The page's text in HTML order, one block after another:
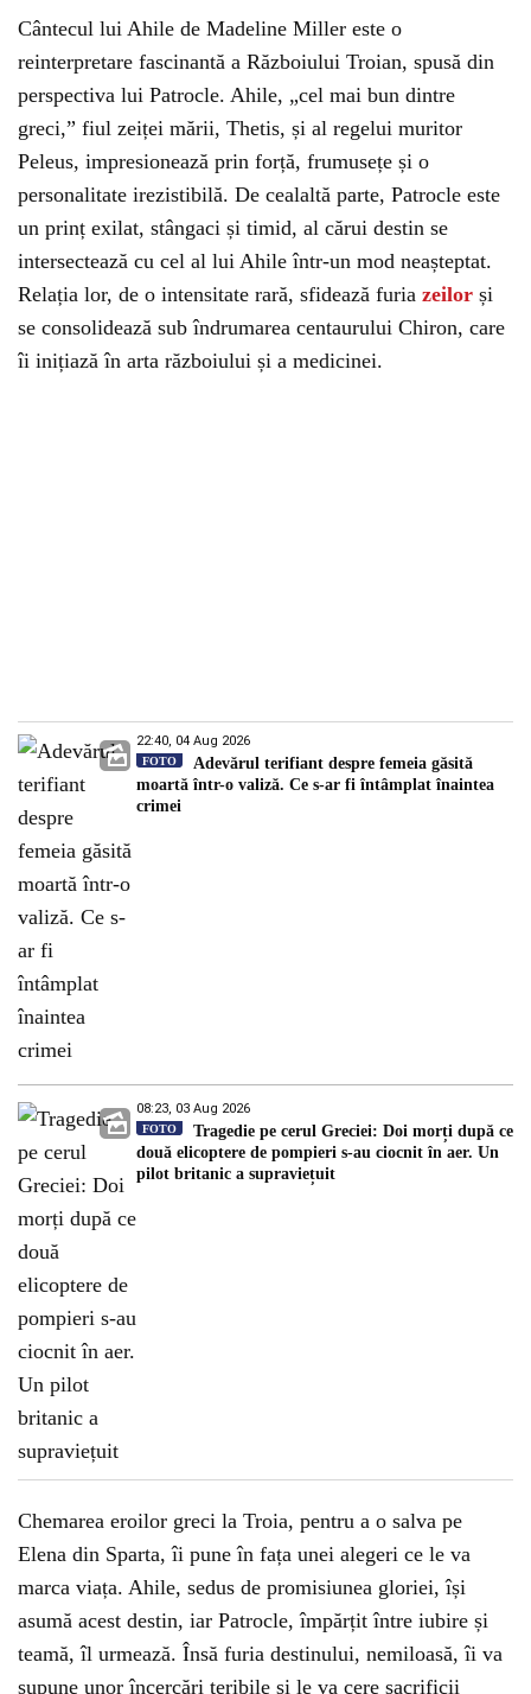
Cântecul lui Ahile de Madeline Miller este o
reinterpretare fascinantă a Războiului Troian, spusă din
perspectiva lui Patrocle. Ahile, „cel mai bun dintre
greci,” fiul zeiței mării, Thetis, și al regelui muritor
Peleus, impresionează prin forță, frumusețe și o
personalitate irezistibilă. De cealaltă parte, Patrocle este
un prinț exilat, stângaci și timid, al cărui destin se
intersectează cu cel al lui Ahile într-un mod neașteptat.
Relația lor, de o intensitate rară, sfidează furia zeilor și
se consolidează sub îndrumarea centaurului Chiron, care
îi inițiază în arta războiului și a medicinei.
22:40, 04 Aug 2026
FOTO
Adevărul terifiant despre femeia găsită
moartă într-o valiză. Ce s-ar fi întâmplat înaintea
crimei
08:23, 03 Aug 2026
FOTO
Tragedie pe cerul Greciei: Doi morți după ce
două elicoptere de pompieri s-au ciocnit în aer. Un
pilot britanic a supraviețuit
Chemarea eroilor greci la Troia, pentru a o salva pe
Elena din Sparta, îi pune în fața unei alegeri ce le va
marca viața. Ahile, sedus de promisiunea gloriei, își
asumă acest destin, iar Patrocle, împărțit între iubire și
teamă, îl urmează. Însă furia destinului, nemiloasă, îi va
supune unor încercări teribile și le va cere sacrificii